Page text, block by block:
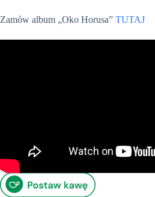
Zamów album „Oko Horusa” TUTAJ